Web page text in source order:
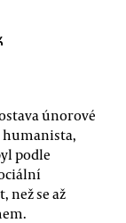
únorové
humanista,
podle
než se až